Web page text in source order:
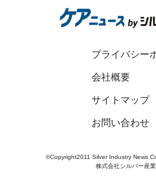
プライバシー
会社概要
サイトマップ
お問い合わせ
©Copyright2011 Silver Industry News
株式会社シルバー産